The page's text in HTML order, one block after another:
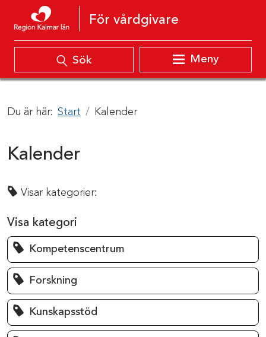
Hoppa till innehåll
För vårdgivare
Sök Meny
Du är här: Start Kalender
Kalender
Visar kategorier:
Visa kategori
Kompetenscentrum
Forskning
Kunskapsstöd